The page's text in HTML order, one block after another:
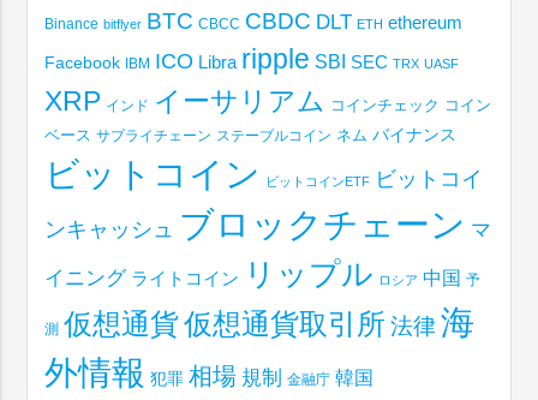
Binance bitflyer BTC CBCC CBDC DLT ETH ethereum
Facebook IBM ICO Libra ripple SBI SEC TRX UASF
XRP インド イーサリアム コインチェック コイン
ベース サプライチェーン ステーブルコイン ネム バイナンス
ビットコイン ビットコインETF ビットコイ
ンキャッシュ ブロックチェーン マ
イニング ライトコイン リップル ロシア 中国 予
測 仮想通貨仮想通貨取引所 法律 海
外情報 犯罪 相場 規制 金融庁 韓国